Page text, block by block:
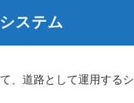
ステム
、道路として運用する